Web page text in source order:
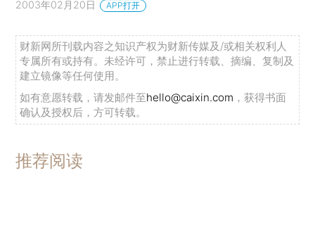
2003年02月20日 APP打开
财新网所刊载内容之知识产权为财新传媒及/或相关权利人
专属所有或持有。未经许可，禁止进行转载、摘编、复制及
建立镜像等任何使用。
如有意愿转载，请发邮件至hello@caixin.com ，获得书面
确认及授权后，方可转载。
推荐阅读